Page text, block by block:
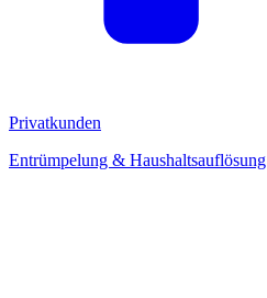
Privatkunden
Entrümpelung & Haushaltsauflösung